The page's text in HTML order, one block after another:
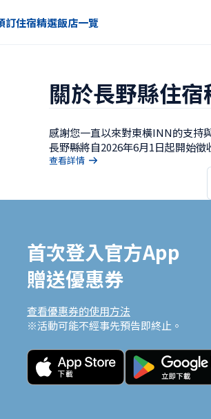
訂住宿精選飯店一覽
關於長野縣住宿
感謝您一直以來對東橫INN的支持
長野縣將自2026年6月1日起開始徵
查看詳情
首次登入官方App
贈送優惠券
查看優惠券的使用方法
※活動可能不經事先預告即終止。